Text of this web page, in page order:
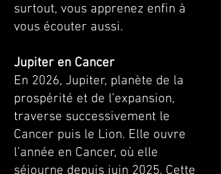
surtout, vous apprenez enfin à
vous écouter aussi.
Jupiter en Cancer
En 2026, Jupiter, planète de la
prospérité et de l’expansion,
traverse successivement le
Cancer puis le Lion. Elle ouvre
l’année en Cancer, où elle